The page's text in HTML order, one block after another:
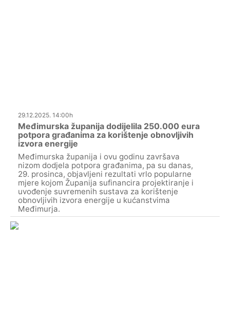
29.12.2025. 14:00h
Međimurska županija dodijelila 250.000 eura
potpora građanima za korištenje obnovljivih
izvora energije
Međimurska županija i ovu godinu završava
nizom dodjela potpora građanima, pa su danas,
29. prosinca, objavljeni rezultati vrlo popularne
mjere kojom Županija sufinancira projektiranje i
uvođenje suvremenih sustava za korištenje
obnovljivih izvora energije u kućanstvima
Međimurja.